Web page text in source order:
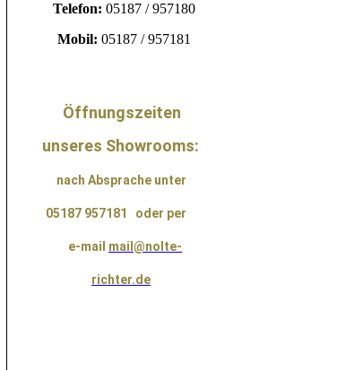
Telefon: 05187 / 957180
Mobil: 05187 / 957181
Öffnungszeiten
unseres Showrooms:
nach Absprache unter
05187 957181 oder per
e-mail mail@nolte-
richter.de